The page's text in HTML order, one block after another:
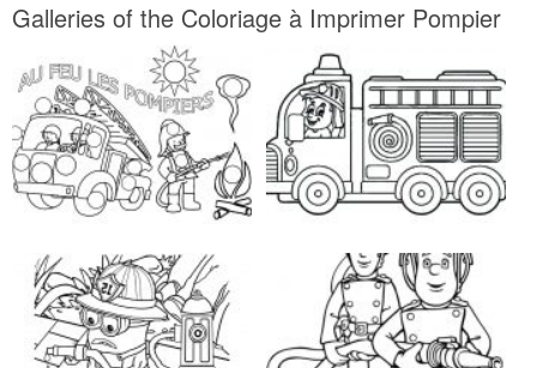
Galleries of the Coloriage à Imprimer Pompier